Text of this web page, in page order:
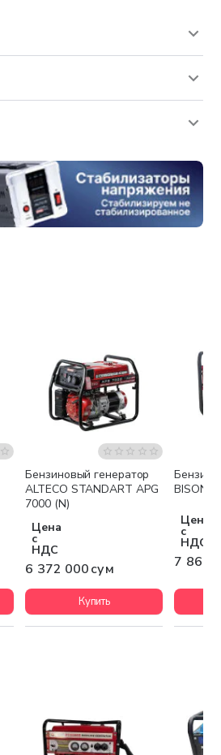
Бесплатная доставка
Бензиновый генератор
ALTECO STANDART APG
7000 (N)
Цена
с
НДС
6 372 000 сум
Купить
BISON
Цена
с
НДС
7 860